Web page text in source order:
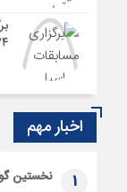
اخبار مهم
1 نخستین